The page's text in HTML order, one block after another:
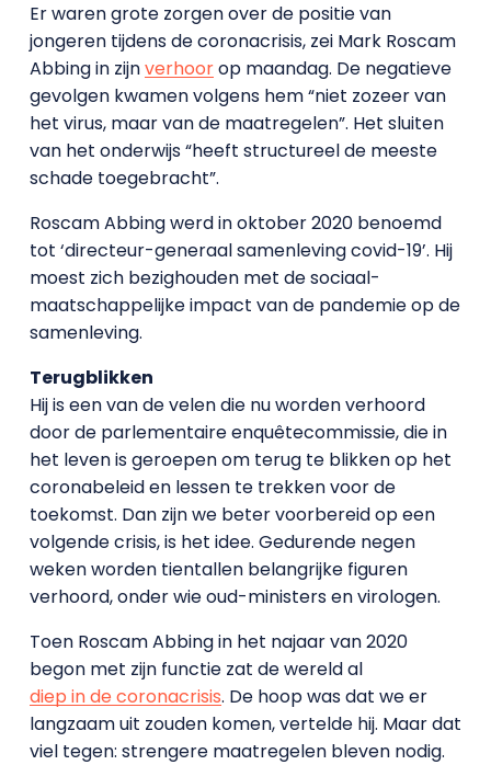
Er waren grote zorgen over de positie van
jongeren tijdens de coronacrisis, zei Mark Roscam
Abbing in zijnverhoorop maandag. De negatieve
gevolgen kwamen volgens hem “niet zozeer van
het virus, maar van de maatregelen”. Het sluiten
van het onderwijs “heeft structureel de meeste
schade toegebracht”.
Roscam Abbing werd in oktober 2020 benoemd
tot ‘directeur-generaal samenleving covid-19’. Hij
moest zich bezighouden met de sociaal-
maatschappelijke impact van de pandemie op de
samenleving.
Terugblikken
Hij is een van de velen die nu worden verhoord
door de parlementaire enquêtecommissie, die in
het leven is geroepen om terug te blikken op het
coronabeleid en lessen te trekken voor de
toekomst. Dan zijn we beter voorbereid op een
volgende crisis, is het idee. Gedurende negen
weken worden tientallen belangrijke figuren
verhoord, onder wie oud-ministers en virologen.
Toen Roscam Abbing in het najaar van 2020
begon met zijn functie zat de wereld al
diep in de coronacrisis. De hoop was dat we er
langzaam uit zouden komen, vertelde hij. Maar dat
viel tegen: strengere maatregelen bleven nodig.